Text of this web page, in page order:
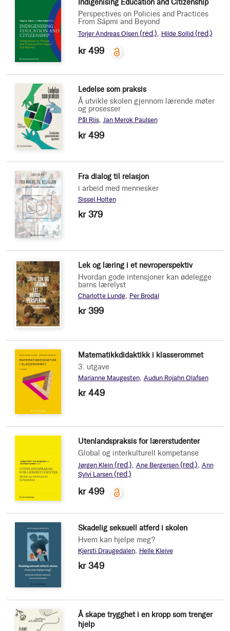
Indigenising Education and Citizenship
Perspectives on Policies and Practices
From Sápmi and Beyond
Torjer Andreas Olsen (red.) Hilde Sollid (red.)
kr 499
Ledelse som praksis
Å utvikle skolen gjennom lærende møter
og prosesser
Pål Riis Jan Merok Paulsen
kr 499
Fra dialog til relasjon
i arbeid med mennesker
Sissel Holten
kr 379
Lek og læring i et nevroperspektiv
Hvordan gode intensjoner kan ødelegge
barns lærelyst
Charlotte Lunde Per Brodal
kr 399
Matematikkdidaktikk i klasserommet
3. utgave
Marianne Maugesten Audun Rojahn Olafsen
kr 449
Utenlandspraksis for lærerstudenter
Global og interkulturell kompetanse
Jørgen Klein (red.) Ane Bergersen (red.) Ann
Sylvi Larsen (red.)
kr 499
Skadelig seksuell atferd i skolen
Hvem kan hjelpe meg?
Kjersti Draugedalen Helle Kleive
kr 349
Å skape trygghet i en kropp som trenger
hjelp